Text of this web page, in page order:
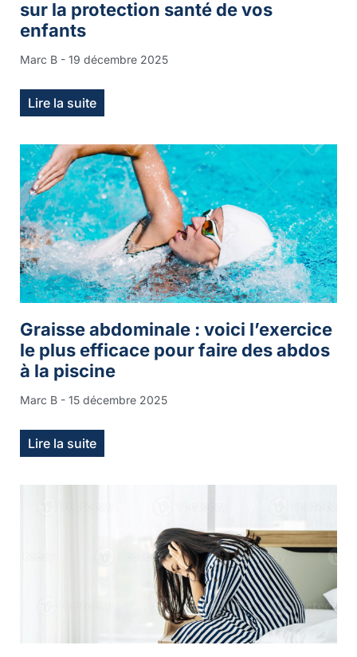
sur la protection santé de vos
enfants
Marc B 19 décembre 2025
Lire la suite
Graisse abdominale : voici l’exercice
le plus efficace pour faire des abdos
à la piscine
Marc B 15 décembre 2025
Lire la suite